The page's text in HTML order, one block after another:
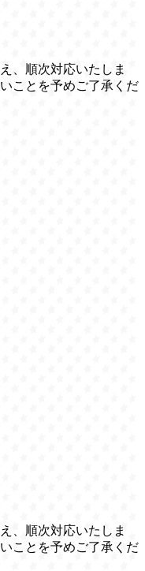
、順次対応いたしま
ことを予めご了承くだ
、順次対応いたしま
ことを予めご了承くだ